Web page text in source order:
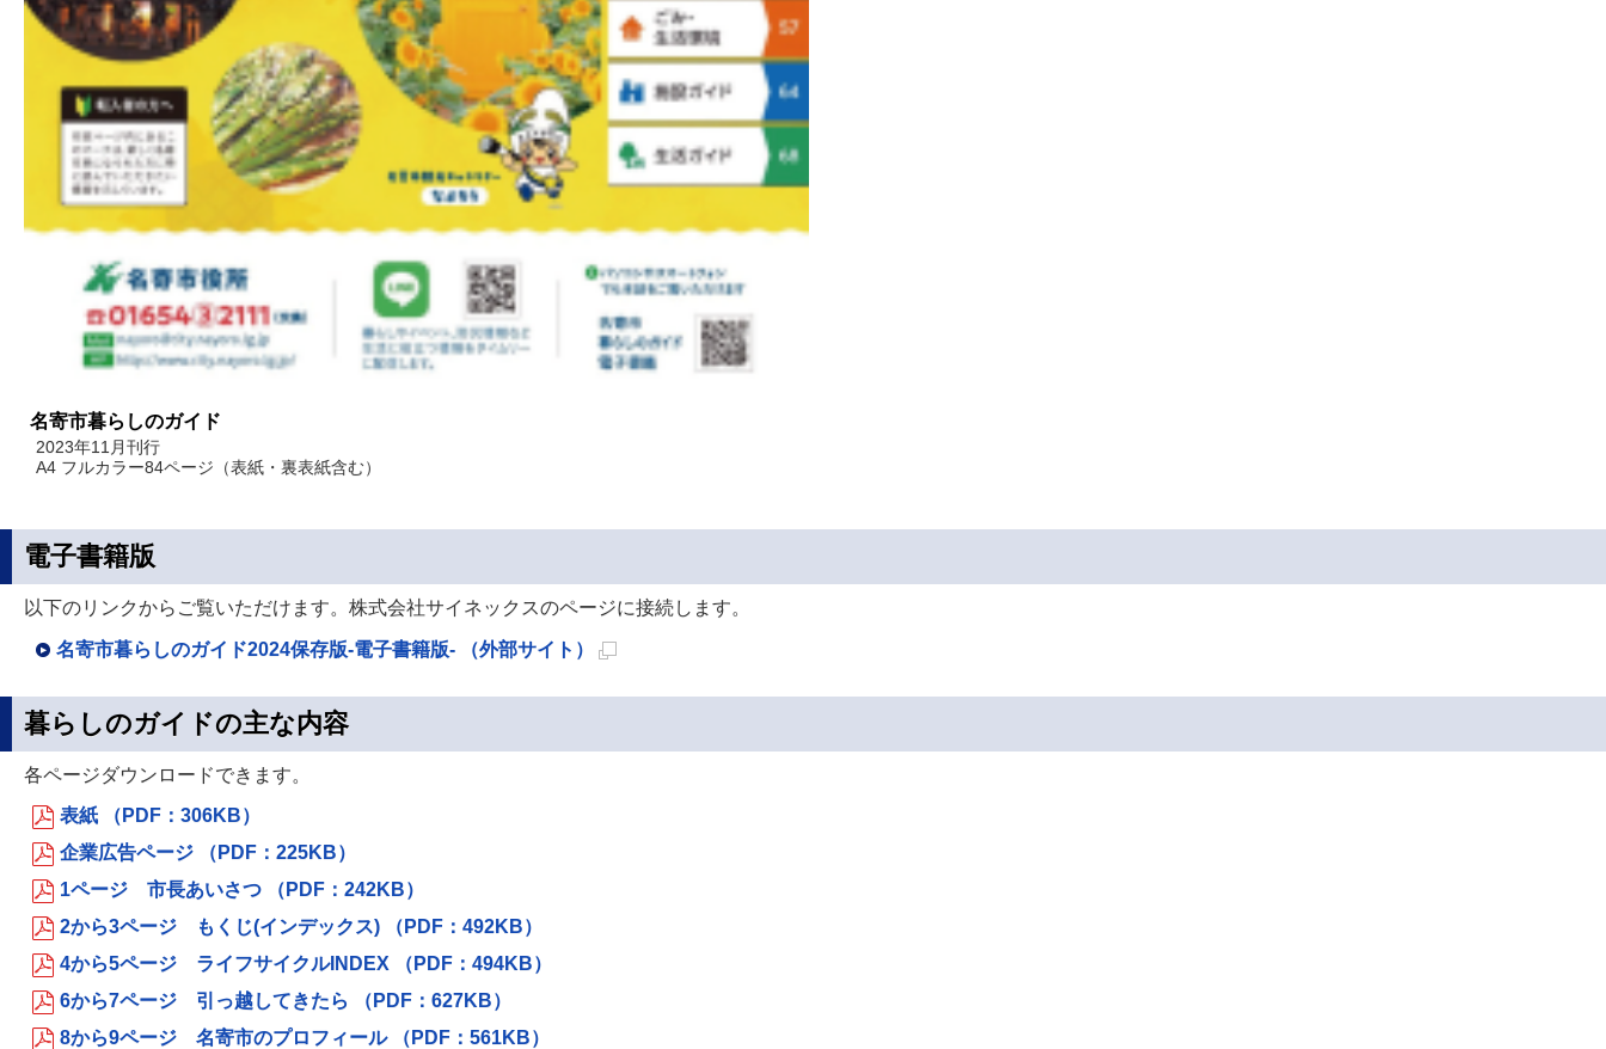
名寄市暮らしのガイド
2023年11月刊行
A4 フルカラー84ページ（表紙・裏表紙含む）
電子書籍版
以下のリンクからご覧いただけます。株式会社サイネックスのページに接続します。
名寄市暮らしのガイド2024保存版-電子書籍版- （外部サイト）
暮らしのガイドの主な内容
各ページダウンロードできます。
表紙 （PDF：306KB）
企業広告ページ （PDF：225KB）
1ページ 市長あいさつ （PDF：242KB）
2から3ページ もくじ(インデックス) （PDF：492KB）
4から5ページ ライフサイクルINDEX （PDF：494KB）
6から7ページ 引っ越してきたら （PDF：627KB）
8から9ページ 名寄市のプロフィール （PDF：561KB）